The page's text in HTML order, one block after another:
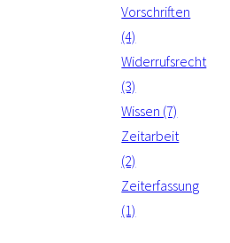
Vorschriften
(4)
Widerrufsrecht
(3)
Wissen (7)
Zeitarbeit
(2)
Zeiterfassung
(1)